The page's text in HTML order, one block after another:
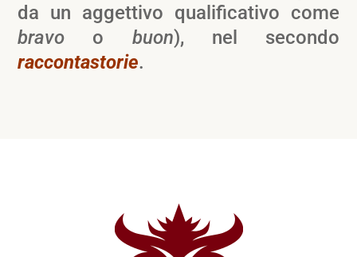
da un aggettivo qualificativo come
bravo o buon), nel secondo
raccontastorie.